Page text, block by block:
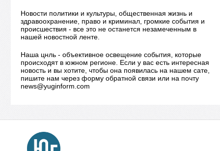
Новости политики и культуры, общественная жизнь и
здравоохранение, право и криминал, громкие события и
происшествия - все это не останется незамеченным в
нашей новостной ленте.
Наша цнль - объективное освещение события, которые
происходят в южном регионе. Если у вас есть интересная
новость и вы хотите, чтобы она появилась на нашем сате,
пишите нам через форму обратной связи или на почту
news@yuginform.com